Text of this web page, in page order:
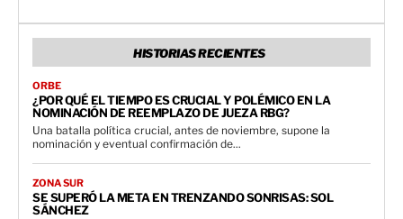
HISTORIAS RECIENTES
ORBE
¿POR QUÉ EL TIEMPO ES CRUCIAL Y POLÉMICO EN LA
NOMINACIÓN DE REEMPLAZO DE JUEZA RBG?
Una batalla política crucial, antes de noviembre, supone la
nominación y eventual confirmación de...
ZONA SUR
SE SUPERÓ LA META EN TRENZANDO SONRISAS: SOL
SÁNCHEZ